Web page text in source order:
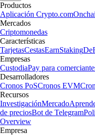
Productos
Aplicación Crypto.com
Mercados
Criptomonedas
Características
TarjetasCestasEarnStaking
Empresas
CustodiaPay para
Desarrolladores
Cronos PoSCronos EVM
Recursos
InvestigaciónMercado
de preciosBot de Telegram
Overview
Empresa